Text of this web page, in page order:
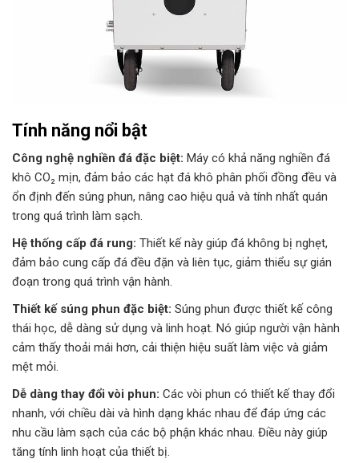
Tính năng nổi bật
Công nghệ nghiền đá đặc biệt: Máy có khả năng nghiền đá
khô CO₂ mịn, đảm bảo các hạt đá khô phân phối đồng đều và
ổn định đến súng phun, nâng cao hiệu quả và tính nhất quán
trong quá trình làm sạch.
Hệ thống cấp đá rung: Thiết kế này giúp đá không bị nghẹt,
đảm bảo cung cấp đá đều đặn và liên tục, giảm thiểu sự gián
đoạn trong quá trình vận hành.
Thiết kế súng phun đặc biệt: Súng phun được thiết kế công
thái học, dễ dàng sử dụng và linh hoạt. Nó giúp người vận hành
cảm thấy thoải mái hơn, cải thiện hiệu suất làm việc và giảm
mệt mỏi.
Dễ dàng thay đổi vòi phun: Các vòi phun có thiết kế thay đổi
nhanh, với chiều dài và hình dạng khác nhau để đáp ứng các
nhu cầu làm sạch của các bộ phận khác nhau. Điều này giúp
tăng tính linh hoạt của thiết bị.